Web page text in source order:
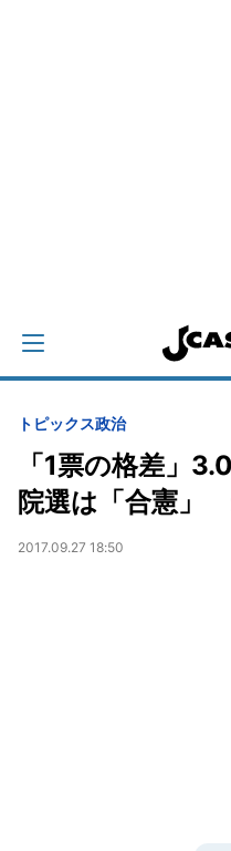
トピックス政治
「1票の格差」
院選は「合憲」
2017.09.27 18:50